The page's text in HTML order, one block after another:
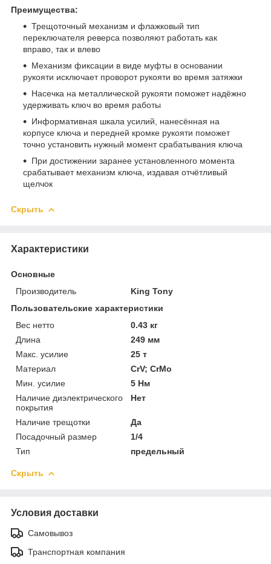
Преимущества:
Трещоточный механизм и флажковый тип
переключателя реверса позволяют работать как
вправо, так и влево
Механизм фиксации в виде муфты в основании
рукояти исключает проворот рукояти во время затяжки
Насечка на металлической рукояти поможет надёжно
удерживать ключ во время работы
Информативная шкала усилий, нанесённая на
корпусе ключа и передней кромке рукояти поможет
точно установить нужный момент срабатывания ключа
При достижении заранее установленного момента
срабатывает механизм ключа, издавая отчётливый
щелчок
Скрыть
Характеристики
Основные
Производитель
King Tony
Пользовательские характеристики
Вес нетто
0.43 кг
Длина
249 мм
Макс. усилие
25 т
Материал
CrV; CrMo
Мин. усилие
5 Нм
Наличие диэлектрического
покрытия
Нет
Наличие трещотки
Да
Посадочный размер
1/4
Тип
предельный
Скрыть
Условия доставки
Самовывоз
Транспортная компания